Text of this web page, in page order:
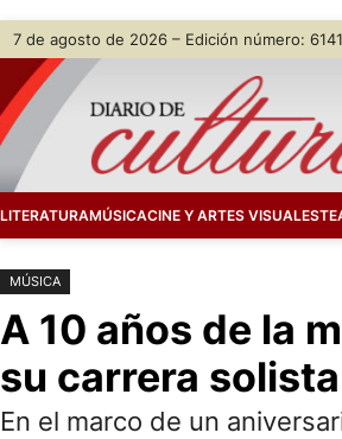
Saltar
contenido
Skip
content
7 de agosto de 2026 – Edición número: 6141
LITERATURAMÚSICACINE Y ARTES VISUALES
MÚSICA
A 10 años de la
su carrera solista
En el marco de un